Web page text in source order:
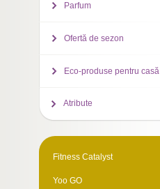
Parfum
Ofertă de sezon
Eco-produse pentru casă
Atribute
Fitness Catalyst
Yoo GO